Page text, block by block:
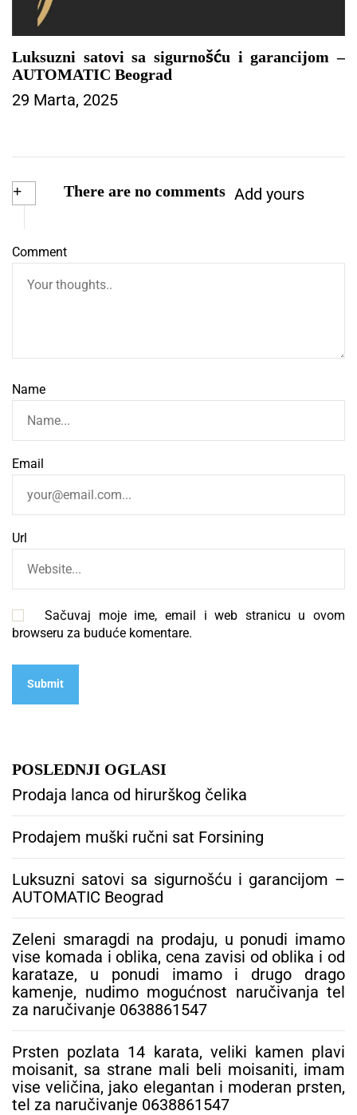
Luksuzni satovi sa sigurnošću i garancijom –
AUTOMATIC Beograd
29 Marta, 2025
+ There are no comments Add yours
Comment
Name
Email
Url
Sačuvaj moje ime, email i web stranicu u ovom
browseru za buduće komentare.
POSLEDNJI OGLASI
Prodaja lanca od hirurškog čelika
Prodajem muški ručni sat Forsining
Luksuzni satovi sa sigurnošću i garancijom –
AUTOMATIC Beograd
Zeleni smaragdi na prodaju, u ponudi imamo
vise komada i oblika, cena zavisi od oblika i od
karataze, u ponudi imamo i drugo drago
kamenje, nudimo mogućnost naručivanja tel
za naručivanje 0638861547
Prsten pozlata 14 karata, veliki kamen plavi
moisanit, sa strane mali beli moisaniti, imam
vise veličina, jako elegantan i moderan prsten,
tel za naručivanje 0638861547